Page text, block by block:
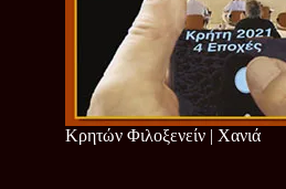
Κρητών Φιλοξενείν | Χανιά